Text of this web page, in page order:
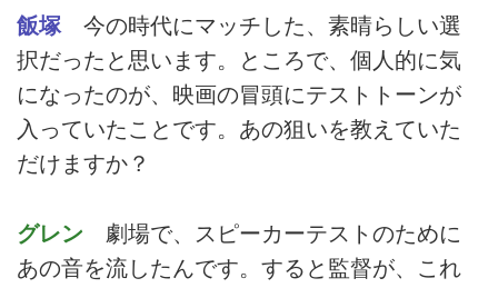
飯塚今の時代にマッチした、素晴らしい選
択だったと思います。ところで、個人的に気
になったのが、映画の冒頭にテストトーンが
入っていたことです。あの狙いを教えていた
だけますか？
グレン 劇場で、スピーカーテストのために
あの音を流したんです。すると監督が、これ